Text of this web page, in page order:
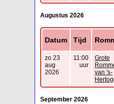
Augustus 2026
Datum Tijd
zo 23
aug
2026
11:00
uur
Grote
van 's-
September 2026